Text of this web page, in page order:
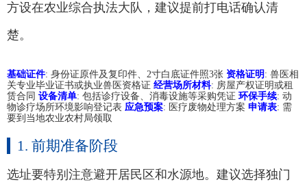
方设在农业综合执法大队，建议提前打电话确认清
楚。
基础证件: 身份证原件及复印件、2寸白底证件照3张 资格证明 : 兽医相
关专业毕业证书或执业兽医资格证 经营场所材料: 房屋产权证明或租
赁合同 设备清单: 包括诊疗设备、消毒设施等采购凭证 环保手续: 动
物诊疗场所环境影响登记表 应急预案: 医疗废物处理方案 申请表: 需
要到当地农业农村局领取
1. 前期准备阶段
选址要特别注意避开居民区和水源地。建议选择独门